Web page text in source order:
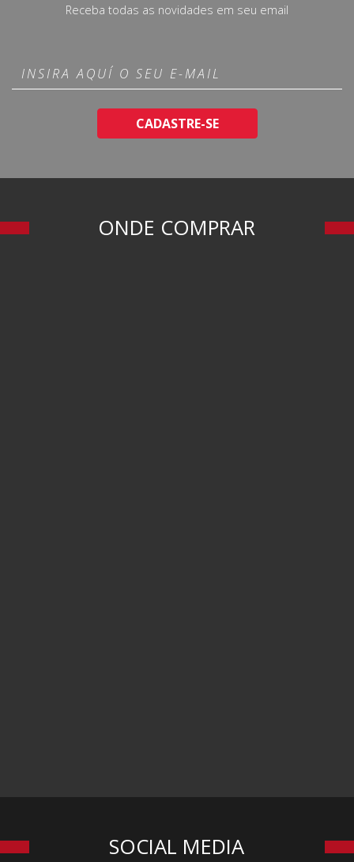
Receba todas as novidades em seu email
CADASTRE-SE
ONDE COMPRAR
SOCIAL MEDIA